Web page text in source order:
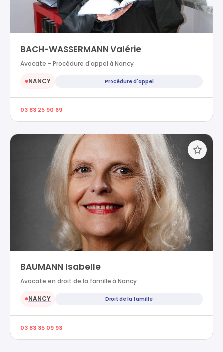
BACH-WASSERMANN Valérie
Avocate - Procédure d'appel à Nancy
●NANCY Procédure d'appel
03 83 25 90 69
BAUMANN Isabelle
Avocate en droit de la famille à Nancy
●NANCY Droit de la famille
03 83 35 09 93